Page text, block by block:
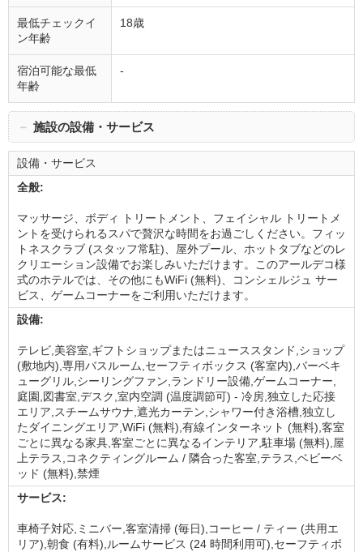
最低チェックイ
ン年齢
18歳
宿泊可能な最低
年齢
-
－ 施設の設備・サービス
設備・サービス
全般:
マッサージ、ボディ トリートメント、フェイシャル トリートメ
ントを受けられるスパで贅沢な時間をお過ごしください。フィッ
トネスクラブ (スタッフ常駐)、屋外プール、ホットタブなどのレ
クリエーション設備でお楽しみいただけます。このアールデコ様
式のホテルでは、その他にもWiFi (無料)、コンシェルジュ サー
ビス、ゲームコーナーをご利用いただけます。
設備:
テレビ,美容室,ギフトショップまたはニューススタンド,ショップ
(敷地内),専用バスルーム,セーフティボックス (客室内),バーベキ
ューグリル,シーリングファン,ランドリー設備,ゲームコーナー,
庭園,図書室,デスク,室内空調 (温度調節可) - 冷房,独立した応接
エリア,スチームサウナ,遮光カーテン,シャワー付き浴槽,独立し
たダイニングエリア,WiFi (無料),有線インターネット (無料),客室
ごとに異なる家具,客室ごとに異なるインテリア,駐車場 (無料),屋
上テラス,コネクティングルーム / 隣合った客室,テラス,ベビーベ
ッド (無料),禁煙
サービス:
車椅子対応,ミニバー,客室清掃 (毎日),コーヒー / ティー (共用エ
リア),朝食 (有料),ルームサービス (24 時間利用可),セーフティボ